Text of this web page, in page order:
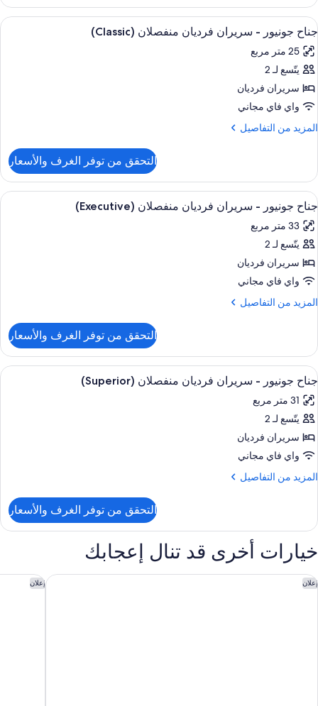
Child)
سرير
(Junior)
جناح
كلاسيكي
-
سرير
مزدوج
مع
سرير
استعراض
جميع
صور
جناح
جونيور
-
سريران
فرديان
(Classic)
ملاءات للفراش لا تسبب الحساسية
6
جناح جونيور - سريران فرديان منفصلان (Classic)
25 متر مربع
يتّسع لـ 2
سريران فرديان
واي فاي مجاني
المزيد من التفاصيل
المزيد
جناح
جونيور
-
سريران
فرديان
منفصلان
التحقق من توفر الغرف والأسعار
استعراض
جميع
صور
جناح
جونيور
-
سريران
فرديان
(Executive)
ملاءات للفراش لا تسبب الحساسية
7
جناح جونيور - سريران فرديان منفصلان (Executive)
33 متر مربع
يتّسع لـ 2
سريران فرديان
واي فاي مجاني
المزيد من التفاصيل
المزيد
جناح
جونيور
-
سريران
فرديان
منفصلان
التحقق من توفر الغرف والأسعار
استعراض
جميع
صور
جناح
جونيور
-
سريران
فرديان
(Superior)
ملاءات للفراش لا تسبب الحساسية
7
جناح جونيور - سريران فرديان منفصلان (Superior)
31 متر مربع
يتّسع لـ 2
سريران فرديان
واي فاي مجاني
المزيد من التفاصيل
المزيد
جناح
جونيور
-
سريران
فرديان
منفصلان
التحقق من توفر الغرف والأسعار
خيارات أخرى قد تنال إعجابك
إعلان
دبل تري باي هيلتون ميلان إعلان
إيبيس